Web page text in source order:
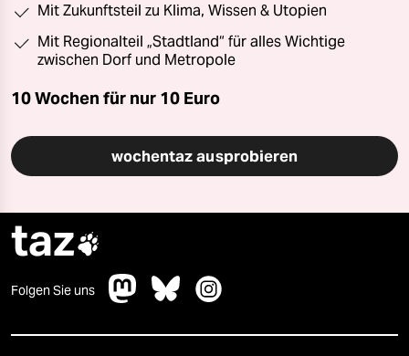
Mit Zukunftsteil zu Klima, Wissen & Utopien
Mit Regionalteil „Stadtland“ für alles Wichtige
zwischen Dorf und Metropole
10 Wochen für nur 10 Euro
wochentaz ausprobieren
taz
Folgen Sie uns